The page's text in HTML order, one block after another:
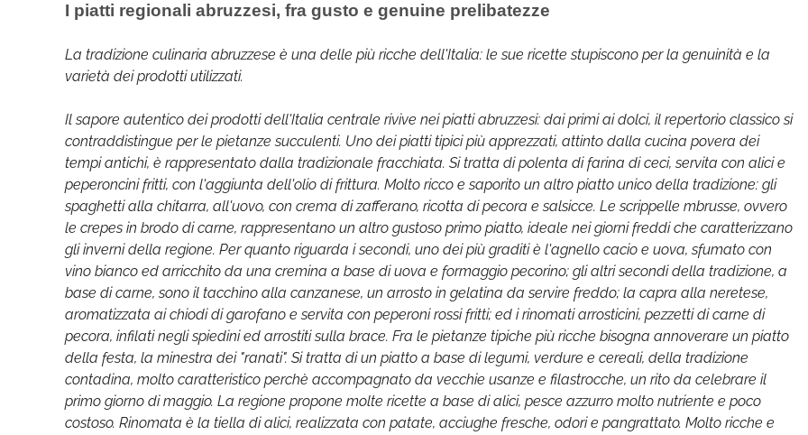
I piatti regionali abruzzesi, fra gusto e genuine prelibatezze
La tradizione culinaria abruzzese è una delle più ricche dell'Italia: le sue ricette stupiscono per la genuinità e la
varietà dei prodotti utilizzati.
Il sapore autentico dei prodotti dell'Italia centrale rivive nei piatti abruzzesi: dai primi ai dolci, il repertorio classico si
contraddistingue per le pietanze succulenti. Uno dei piatti tipici più apprezzati, attinto dalla cucina povera dei
tempi antichi, è rappresentato dalla tradizionale fracchiata. Si tratta di polenta di farina di ceci, servita con alici e
peperoncini fritti, con l'aggiunta dell'olio di frittura. Molto ricco e saporito un altro piatto unico della tradizione: gli
spaghetti alla chitarra, all'uovo, con crema di zafferano, ricotta di pecora e salsicce. Le scrippelle mbrusse, ovvero
le crepes in brodo di carne, rappresentano un altro gustoso primo piatto, ideale nei giorni freddi che caratterizzano
gli inverni della regione. Per quanto riguarda i secondi, uno dei più graditi è l'agnello cacio e uova, sfumato con
vino bianco ed arricchito da una cremina a base di uova e formaggio pecorino; gli altri secondi della tradizione, a
base di carne, sono il tacchino alla canzanese, un arrosto in gelatina da servire freddo; la capra alla neretese,
aromatizzata ai chiodi di garofano e servita con peperoni rossi fritti; ed i rinomati arrosticini, pezzetti di carne di
pecora, infilati negli spiedini ed arrostiti sulla brace. Fra le pietanze tipiche più ricche bisogna annoverare un piatto
della festa, la minestra dei "ranati". Si tratta di un piatto a base di legumi, verdure e cereali, della tradizione
contadina, molto caratteristico perchè accompagnato da vecchie usanze e filastrocche, un rito da celebrare il
primo giorno di maggio. La regione propone molte ricette a base di alici, pesce azzurro molto nutriente e poco
costoso. Rinomata è la tiella di alici, realizzata con patate, acciughe fresche, odori e pangrattato. Molto ricche e